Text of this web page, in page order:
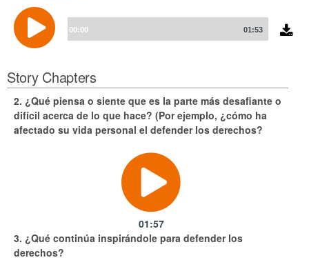
Audio
Player
00:00 01:53
Story Chapters
2. ¿Qué piensa o siente que es la parte más desafiante o
difícil acerca de lo que hace? (Por ejemplo, ¿cómo ha
afectado su vida personal el defender los derechos?
01:57
3. ¿Qué continúa inspirándole para defender los
derechos?